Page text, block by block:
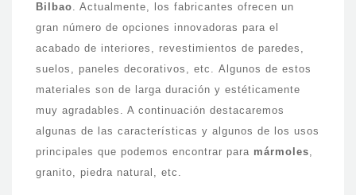
Bilbao. Actualmente, los fabricantes ofrecen un
gran número de opciones innovadoras para el
acabado de interiores, revestimientos de paredes,
suelos, paneles decorativos, etc. Algunos de estos
materiales son de larga duración y estéticamente
muy agradables. A continuación destacaremos
algunas de las características y algunos de los usos
principales que podemos encontrar para mármoles,
granito, piedra natural, etc.